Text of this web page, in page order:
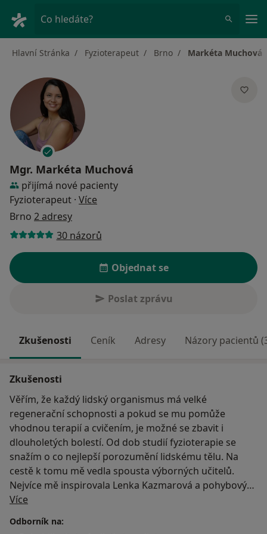
Co hledáte?
Hlavní Stránka Fyzioterapeut Brno Markéta Muchová
Mgr. Markéta Muchová
přijímá nové pacienty
Fyzioterapeut · Více
Brno 2 adresy
30 názorů
Objednat se
Poslat zprávu
Zkušenosti Ceník Adresy Názory pacientů
Zkušenosti
Věřím, že každý lidský organismus má velké
regenerační schopnosti a pokud se mu pomůže
vhodnou terapií a cvičením, je možné se zbavit i
dlouholetých bolestí. Od dob studií fyzioterapie se
snažím o co nejlepší porozumění lidskému tělu. Na
cestě k tomu mě vedla spousta výborných učitelů.
Nejvíce mě inspirovala Lenka Kazmarová a pohybový
koncept Spiraldynamik®. Spirální dynamika učí přes
nastavit tělo do optimálního postavení. Svaly jsou v
Více
Odborník na: